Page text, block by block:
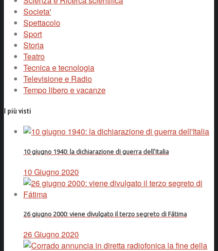
Societa'
Spettacolo
Sport
Storia
Teatro
Tecnica e tecnologia
Televisione e Radio
Tempo libero e vacanze
I più visti
10 giugno 1940: la dichiarazione di guerra dell'Italia
10 Giugno 2020
26 giugno 2000: viene divulgato il terzo segreto di Fátima
26 Giugno 2020